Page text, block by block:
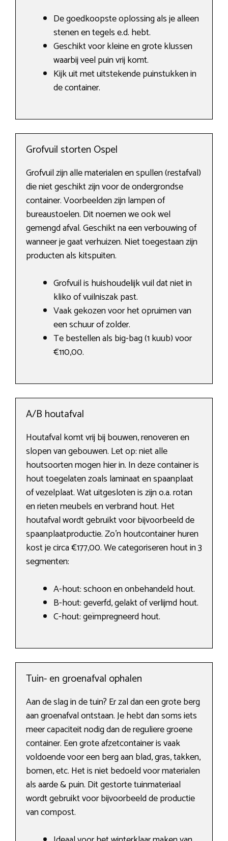
De goedkoopste oplossing als je alleen
stenen en tegels e.d. hebt.
Geschikt voor kleine en grote klussen
waarbij veel puin vrij komt.
Kijk uit met uitstekende puinstukken in
de container.
Grofvuil storten Ospel
Grofvuil zijn alle materialen en spullen (restafval)
die niet geschikt zijn voor de ondergrondse
container. Voorbeelden zijn lampen of
bureaustoelen. Dit noemen we ook wel
gemengd afval. Geschikt na een verbouwing of
wanneer je gaat verhuizen. Niet toegestaan zijn
producten als kitspuiten.
Grofvuil is huishoudelijk vuil dat niet in
kliko of vuilniszak past.
Vaak gekozen voor het opruimen van
een schuur of zolder.
Te bestellen als big-bag (1 kuub) voor
€110,00.
A/B houtafval
Houtafval komt vrij bij bouwen, renoveren en
slopen van gebouwen. Let op: niet alle
houtsoorten mogen hier in. In deze container is
hout toegelaten zoals laminaat en spaanplaat
of vezelplaat. Wat uitgesloten is zijn o.a. rotan
en rieten meubels en verbrand hout. Het
houtafval wordt gebruikt voor bijvoorbeeld de
spaanplaatproductie. Zo’n houtcontainer huren
kost je circa €177,00. We categoriseren hout in 3
segmenten:
A-hout: schoon en onbehandeld hout.
B-hout: geverfd, gelakt of verlijmd hout.
C-hout: geïmpregneerd hout.
Tuin- en groenafval ophalen
Aan de slag in de tuin? Er zal dan een grote berg
aan groenafval ontstaan. Je hebt dan soms iets
meer capaciteit nodig dan de reguliere groene
container. Een grote afzetcontainer is vaak
voldoende voor een berg aan blad, gras, takken,
bomen, etc. Het is niet bedoeld voor materialen
als aarde & puin. Dit gestorte tuinmateriaal
wordt gebruikt voor bijvoorbeeld de productie
van compost.